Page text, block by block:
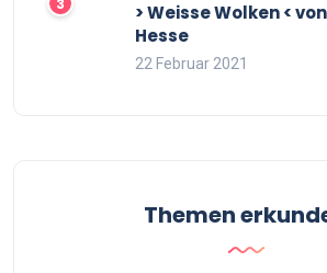
> Weisse Wolken <
Hesse
22 Februar 2021
Themen